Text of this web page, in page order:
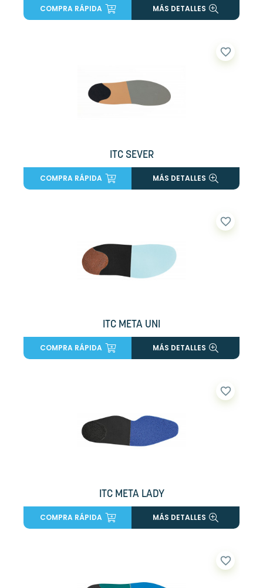
COMPRA RÁPIDA MÁS DETALLES
favorite_border
ITC SEVER
COMPRA RÁPIDA MÁS DETALLES
favorite_border
ITC META UNI
COMPRA RÁPIDA MÁS DETALLES
favorite_border
ITC META LADY
COMPRA RÁPIDA MÁS DETALLES
favorite_border